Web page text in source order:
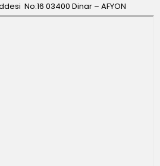
No:16 03400 Dinar – AFYON